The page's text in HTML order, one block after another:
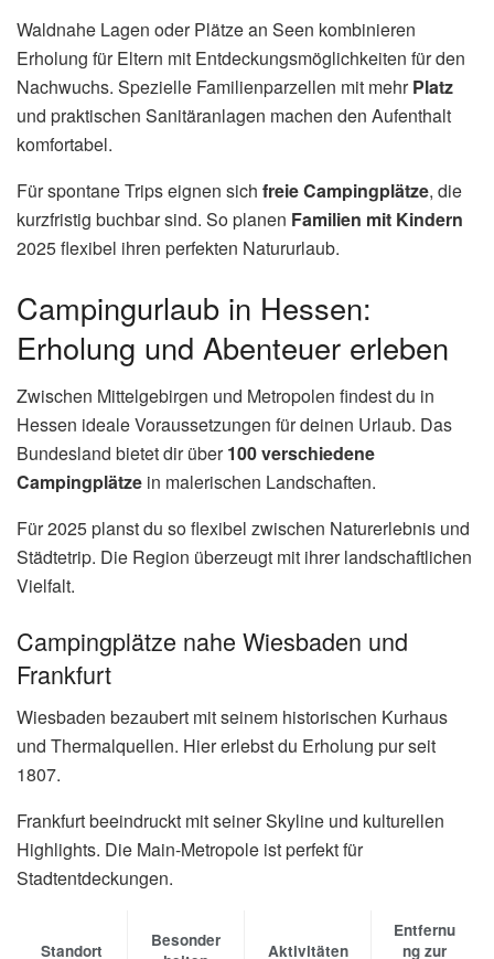
Waldnahe Lagen oder Plätze an Seen kombinieren
Erholung für Eltern mit Entdeckungsmöglichkeiten für den
Nachwuchs. Spezielle Familienparzellen mit mehrPlatz
und praktischen Sanitäranlagen machen den Aufenthalt
komfortabel.
Für spontane Trips eignen sich freie Campingplätze, die
kurzfristig buchbar sind. So planen Familien mit Kindern
2025 flexibel ihren perfekten Natururlaub.
Campingurlaub in Hessen:
Erholung und Abenteuer erleben
Zwischen Mittelgebirgen und Metropolen findest du in
Hessen ideale Voraussetzungen für deinen Urlaub. Das
Bundesland bietet dir über100 verschiedene
Campingplätze in malerischen Landschaften.
Für 2025 planst du so flexibel zwischen Naturerlebnis und
Städtetrip. Die Region überzeugt mit ihrer landschaftlichen
Vielfalt.
Campingplätze nahe Wiesbaden und
Frankfurt
Wiesbaden bezaubert mit seinem historischen Kurhaus
und Thermalquellen. Hier erlebst du Erholung pur seit
1807.
Frankfurt beeindruckt mit seiner Skyline und kulturellen
Highlights. Die Main-Metropole ist perfekt für
Stadtentdeckungen.
Standort
Besonder
Aktivitäten
Entfernu
ng zur